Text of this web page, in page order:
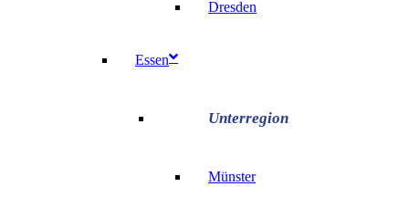
Dresden
Essen
Münster